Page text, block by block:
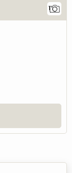
1